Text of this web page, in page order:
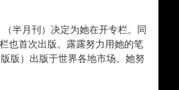
半月刊）决定为她在开专栏。同
也首次出版。露露努力用她的笔
版）出版于世界各地市场。她努